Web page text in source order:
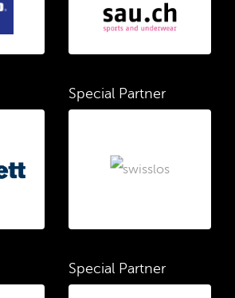
Special Partner
Special Partner